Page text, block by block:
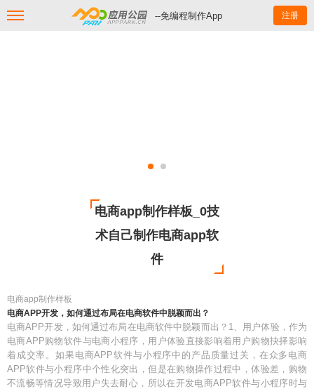
--免编程制作App 注册
电商app制作样板_0技
术自己制作电商app软
件
电商app制作样板
电商APP开发，如何通过布局在电商软件中脱颖而出？
电商APP开发，如何通过布局在电商软件中脱颖而出？1、用户体验，作为
电商APP购物软件与电商小程序，用户体验直接影响着用户购物抉择影响
着成交率。如果电商APP软件与小程序中的产品质量过关，在众多电商
APP软件与小程序中个性化突出，但是在购物操作过程中，体验差，购物
不流畅等情况导致用户失去耐心，所以在开发电商APP软件与小程序时与